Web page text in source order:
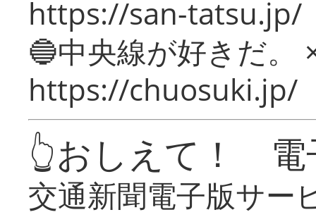
https://san-tatsu.jp/
🔵中央線が好きだ。
https://chuosuki.jp/
👆おしえて！ 電
交通新聞電子版サー